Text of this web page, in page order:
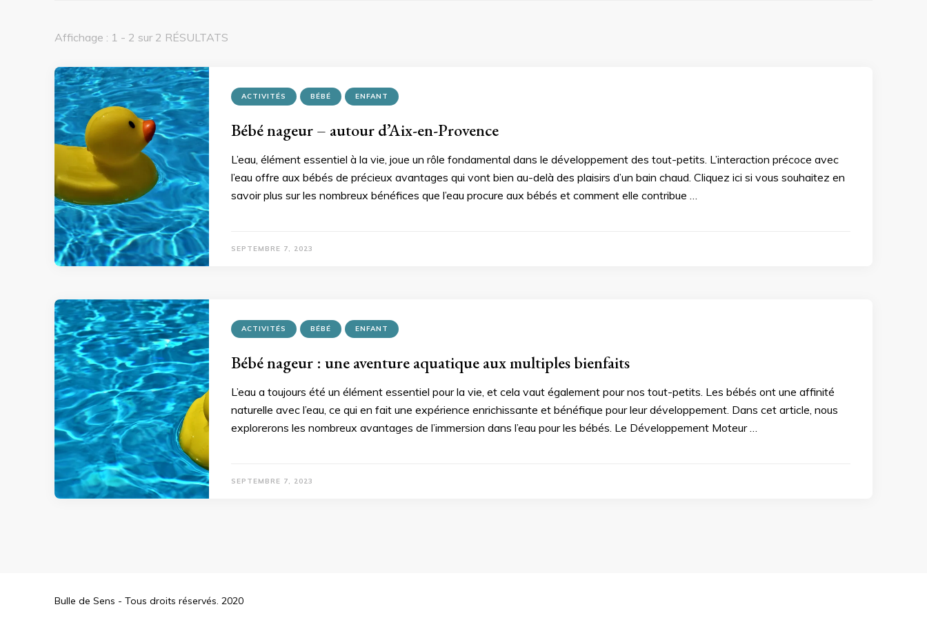
Affichage : 1 - 2 sur 2 RÉSULTATS
ACTIVITÉS BÉBÉ ENFANT
Bébé nageur – autour d’Aix-en-Provence
L’eau, élément essentiel à la vie, joue un rôle fondamental dans le développement des tout-petits. L’interaction précoce avec
l’eau offre aux bébés de précieux avantages qui vont bien au-delà des plaisirs d’un bain chaud. Cliquez ici si vous souhaitez en
savoir plus sur les nombreux bénéfices que l’eau procure aux bébés et comment elle contribue …
SEPTEMBRE 7, 2023
ACTIVITÉS BÉBÉ ENFANT
Bébé nageur : une aventure aquatique aux multiples bienfaits
L’eau a toujours été un élément essentiel pour la vie, et cela vaut également pour nos tout-petits. Les bébés ont une affinité
naturelle avec l’eau, ce qui en fait une expérience enrichissante et bénéfique pour leur développement. Dans cet article, nous
explorerons les nombreux avantages de l’immersion dans l’eau pour les bébés. Le Développement Moteur …
SEPTEMBRE 7, 2023
Bulle de Sens - Tous droits réservés. 2020